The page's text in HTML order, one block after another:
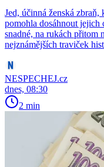
Jed, účinná ženská
pomohla dosáhnout jejich
snadné, na rukách přitom
nejznámějších traviček
NESPECHEJ.cz
dnes, 08:30
2 min